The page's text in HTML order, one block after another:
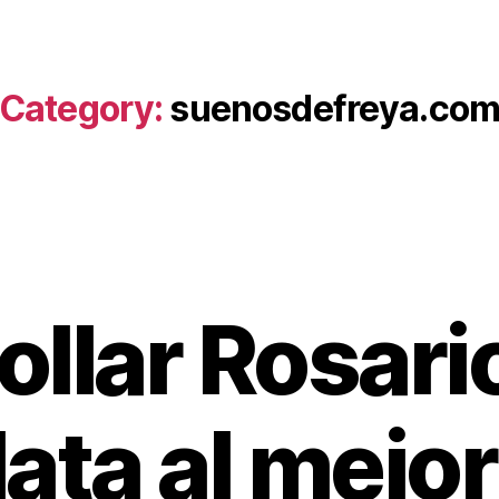
Category: suenosdefreya.com
al mejor